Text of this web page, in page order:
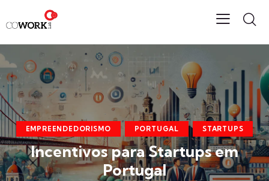
EMPREENDEDORISMO PORTUGAL STARTUPS
Incentivos para Startups em
Portugal